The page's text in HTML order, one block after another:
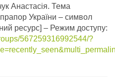
Анастасія. Тема
України – символ
ресурс] – Режим доступу:
567259316992544/?